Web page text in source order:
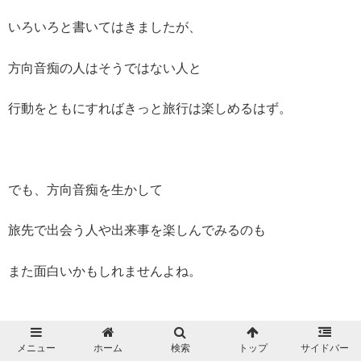
いろいろと書いてはきましたが、
方向音痴の人はそうではない人と
行動をともにすればきっと旅行は楽しめるはず。
でも、方向音痴を生かして
旅先で出会う人や出来事を楽しんでみるのも
また面白いかもしれませんよね。
日本国内なら言葉は通じるし、
メニュー ホーム 検索 トップ サイドバー